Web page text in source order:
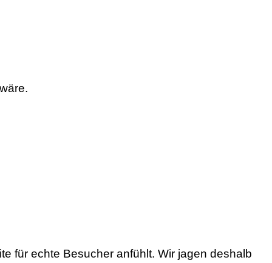
für echte Besucher anfühlt. Wir jagen deshalb